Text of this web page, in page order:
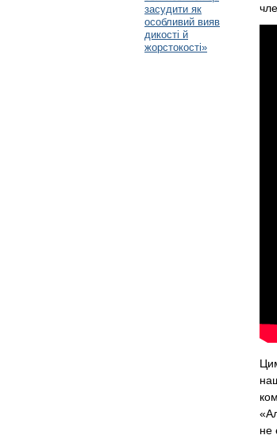
засудити як
особливий вияв
дикості й
жорстокості»
не